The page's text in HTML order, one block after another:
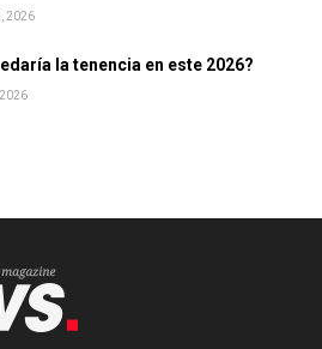
2026
la tenencia en este 2026?